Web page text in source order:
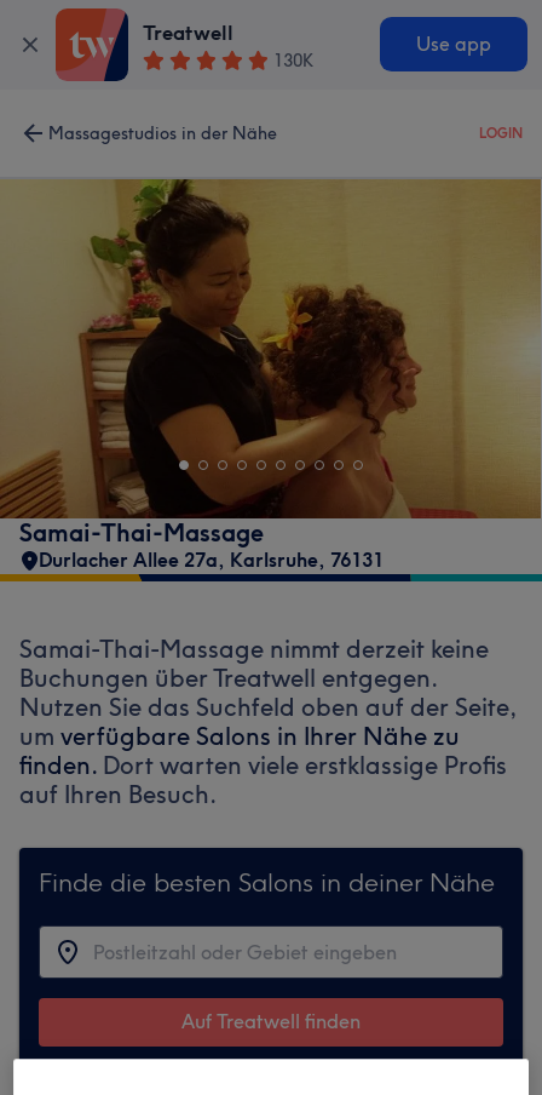
Treatwell
130K
Use app
Massagestudios in der Nähe LOGIN
Samai-Thai-Massage
Durlacher Allee 27a, Karlsruhe, 76131
Samai-Thai-Massage nimmt derzeit keine
Buchungen über Treatwell entgegen.
Nutzen Sie das Suchfeld oben auf der Seite,
um verfügbare Salons in Ihrer Nähe zu
finden. Dort warten viele erstklassige Profis
auf Ihren Besuch.
Finde die besten Salons in deiner Nähe
Auf Treatwell finden